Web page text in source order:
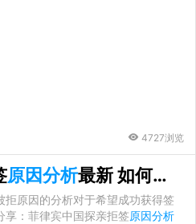
4727浏览
原因分析最新 如何办理探亲签
原因的分析对于希望成功获得签
享：菲律宾中国探亲拒签原因分析